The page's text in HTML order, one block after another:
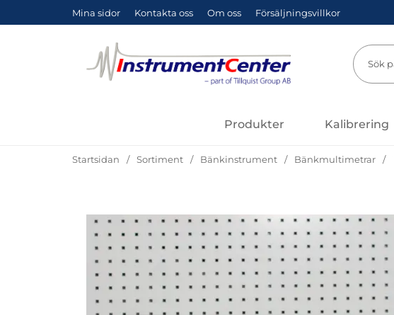
Mina sidor Kontakta oss Om oss Försäljningsvillkor
Sök
Produkter Kalibrering
Startsidan Sortiment Bänkinstrument Bänkmultimetrar